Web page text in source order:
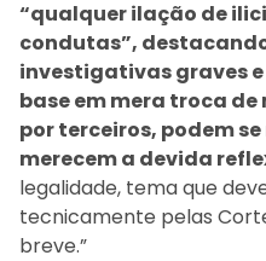
“qualquer ilação de
condutas”,
investigativas graves
base em mera troca
por terceiros, podem
merecem a devida
legalidade, tema que
tecnicamente pelas
breve.”